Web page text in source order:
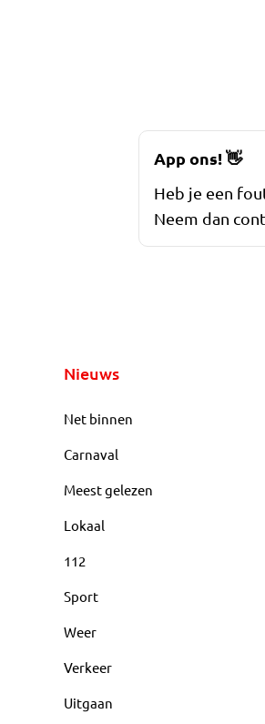
App ons!👋
Heb je een
Neem dan
Nieuws
Net binnen
Carnaval
Meest gelezen
Lokaal
112
Sport
Weer
Verkeer
Uitgaan